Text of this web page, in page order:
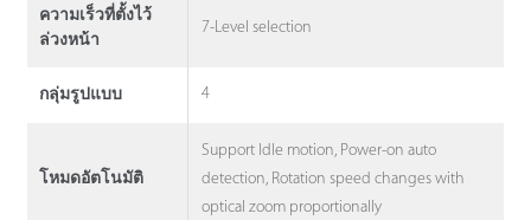
ความเร็วที่ตั้งไว้
ล่วงหน้า
7-Level selection
กลุ่มรูปแบบ 4
โหมดอัตโนมัติ
Support Idle motion, Power-on auto
detection, Rotation speed changes with
optical zoom proportionally